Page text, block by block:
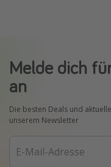
Melde dich
an
Die besten Deals und
unserem Newsletter